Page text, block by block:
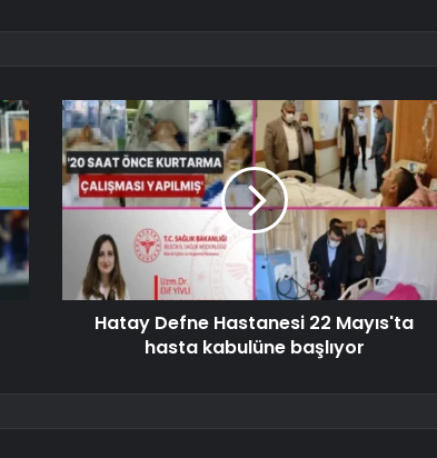
Hatay Defne Hastanesi 22 Mayıs'ta
hasta kabulüne başlıyor